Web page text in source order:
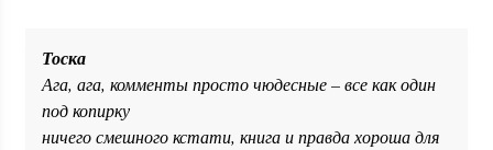
Тоска
Ага, ага, комменты просто чюдесные – все как один
под копирку
ничего смешного кстати, книга и правда хороша для